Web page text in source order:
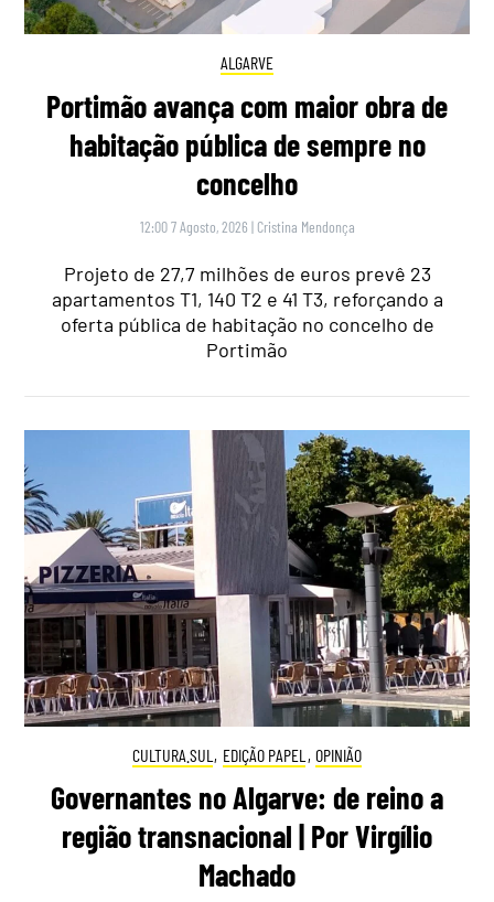
ALGARVE
Portimão avança com maior obra de
habitação pública de sempre no
concelho
12:00 7 Agosto, 2026 | Cristina Mendonça
Projeto de 27,7 milhões de euros prevê 23
apartamentos T1, 140 T2 e 41 T3, reforçando a
oferta pública de habitação no concelho de
Portimão
CULTURA.SUL , EDIÇÃO PAPEL , OPINIÃO
Governantes no Algarve: de reino a
região transnacional | Por Virgílio
Machado